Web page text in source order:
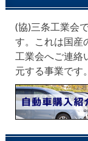
(協)三条工業会
す。これは国産
工業会へご連絡
元する事業です。